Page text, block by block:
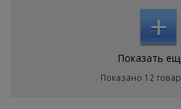
+
Показать
Показано 12